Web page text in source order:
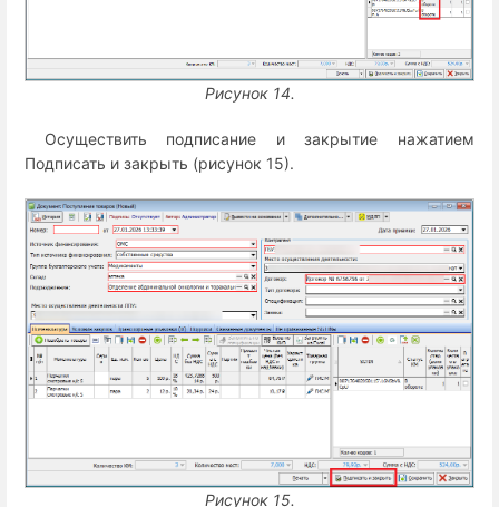
Рисунок 14.
Осуществить подписание и закрытие нажатием
Подписать и закрыть (рисунок 15).
Рисунок 15.